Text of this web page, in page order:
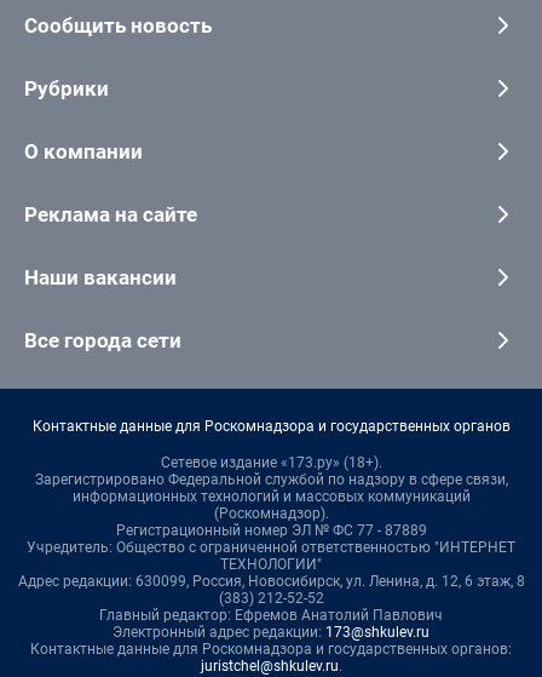
Сообщить новость
Рубрики
О компании
Реклама на сайте
Наши вакансии
Все города сети
Контактные данные для Роскомнадзора и государственных органов
Сетевое издание «173.ру» (18+).
Зарегистрировано Федеральной службой по надзору в сфере связи,
информационных технологий и массовых коммуникаций
(Роскомнадзор).
Регистрационный номер ЭЛ № ФС 77 - 87889
Учредитель: Общество с ограниченной ответственностью "ИНТЕРНЕТ
ТЕХНОЛОГИИ"
Адрес редакции: 630099, Россия, Новосибирск, ул. Ленина, д. 12, 6 этаж, 8
(383) 212-52-52
Главный редактор: Ефремов Анатолий Павлович
Электронный адрес редакции: 173@shkulev.ru
Контактные данные для Роскомнадзора и государственных органов:
juristchel@shkulev.ru.